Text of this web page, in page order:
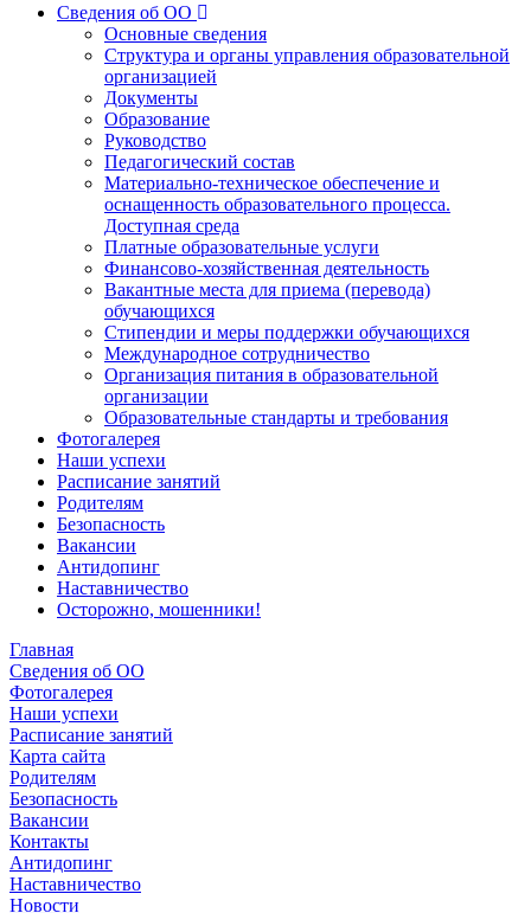
Сведения об ОО
Основные сведения
Структура и органы управления образовательной
организацией
Документы
Образование
Руководство
Педагогический состав
Материально-техническое обеспечение и
оснащенность образовательного процесса.
Доступная среда
Платные образовательные услуги
Финансово-хозяйственная деятельность
Вакантные места для приема (перевода)
обучающихся
Стипендии и меры поддержки обучающихся
Международное сотрудничество
Организация питания в образовательной
организации
Образовательные стандарты и требования
Фотогалерея
Наши успехи
Расписание занятий
Родителям
Безопасность
Вакансии
Антидопинг
Наставничество
Осторожно, мошенники!
Главная
Сведения об ОО
Фотогалерея
Наши успехи
Расписание занятий
Карта сайта
Родителям
Безопасность
Вакансии
Контакты
Антидопинг
Наставничество
Новости